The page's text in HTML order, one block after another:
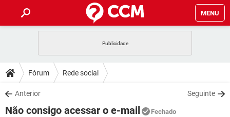
MENU
CELULAR
OUTLOOK
INSTAGRAM GMAIL
DICAS
JOGOS
DOWNLOADS
JOGOS WHATSAPP
Fórum Rede social
Anterior Seguinte
Não consigo acessar o e-mail Fechado